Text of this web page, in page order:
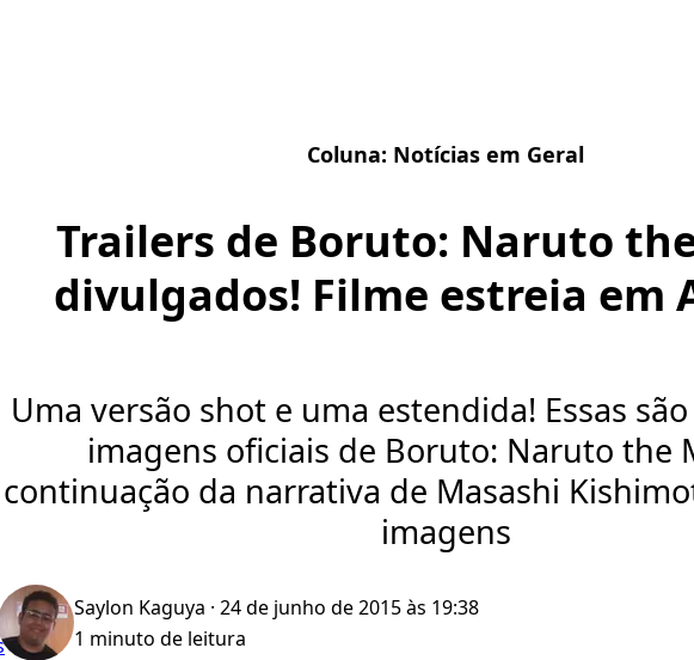
Coluna: Notícias em Geral
Trailers de Boruto: Naruto
divulgados! Filme estreia em
Uma versão shot e uma estendida! Essas
imagens oficiais de Boruto: Naruto the
continuação da narrativa de Masashi
imagens
Saylon Kaguya · 24 de junho de 2015 às 19:38
1 minuto de leitura